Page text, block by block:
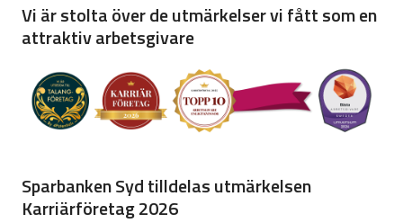
Vi är stolta över de utmärkelser vi fått som en
attraktiv arbetsgivare
Sparbanken Syd tilldelas utmärkelsen
Karriärföretag 2026